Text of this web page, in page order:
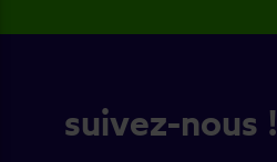
suivez-nous !